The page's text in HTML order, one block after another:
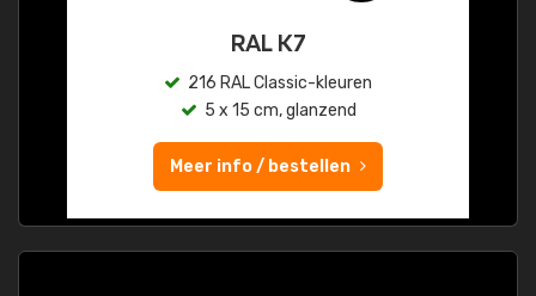
RAL K7
216 RAL Classic-kleuren
5 x 15 cm, glanzend
Meer info / bestellen